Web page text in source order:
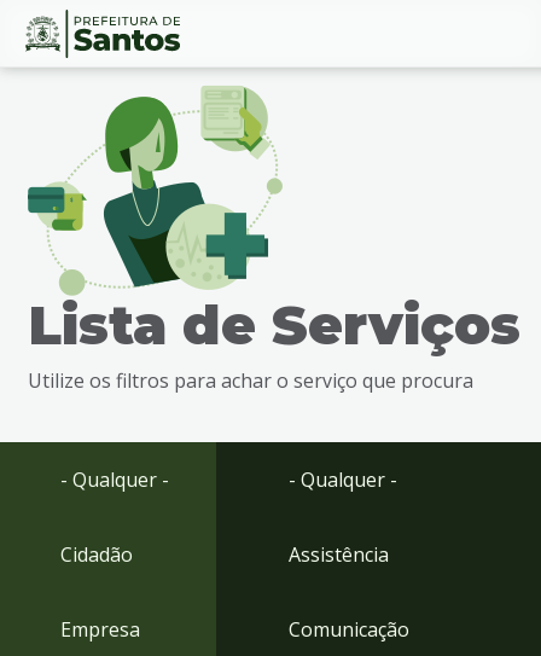
Ir
busca
Ir
Conteúdo
Lista de Serviços
Utilize os filtros para achar o serviço que procura
- Qualquer -
Cidadão
Empresa
- Qualquer -
Assistência
Comunicação